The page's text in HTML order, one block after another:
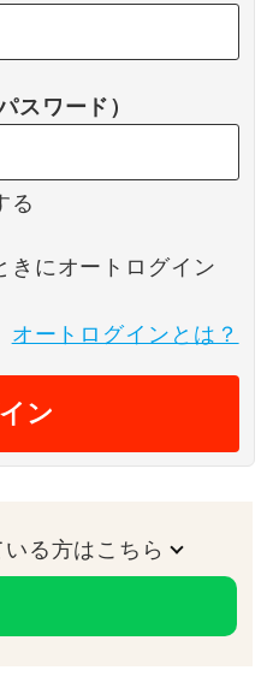
スワード）
る
きにオートログイン
オートログインとは？
ン
る方はこちら